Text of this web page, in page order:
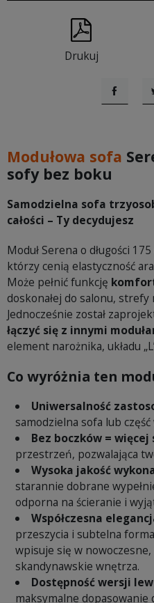
Drukuj
Modułowa sofa
sofy bez boku
Samodzielna sofa
całości – Ty decydujesz
Moduł Serena o długości
którzy cenią elastyczność
Może pełnić funkcję
doskonałej do salonu,
Jednocześnie został
łączyć się z innymi
element narożnika, układu
Co wyróżnia ten
Uniwersalność
samodzielna sofa lub
Bez boczków = więcej
przestrzeń, pozwalająca
Wysoka jakość
starannie dobrane
odporna na ścieranie i
Współczesna
przeszycia i subtelna
wpisuje się w
skandynawskie wnętrza.
Dostępność wersji
maksymalne dopasowanie